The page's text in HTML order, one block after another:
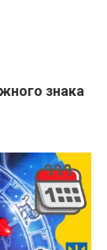
знака